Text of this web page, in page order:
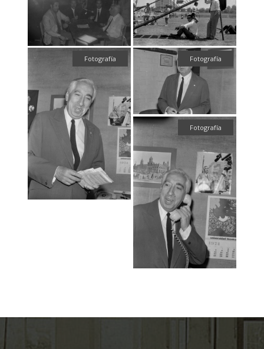
Fotografía Fotografía
Fotografía